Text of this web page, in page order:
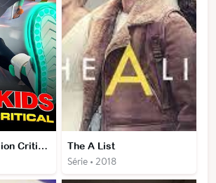
Spy Kids : Mission Critique The A List
Série • 2018